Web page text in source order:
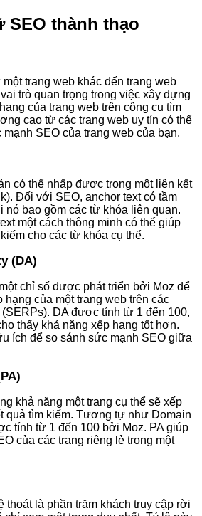
SEO thành thạo
một trang web khác đến trang web
trò quan trọng trong việc xây dựng
của trang web trên công cụ tìm
cao từ các trang web uy tín có thể
SEO của trang web của bạn.
có thể nhấp được trong một liên kết
Đối với SEO, anchor text có tầm
nó bao gồm các từ khóa liên quan.
một cách thông minh có thể giúp
cho các từ khóa cụ thể.
(DA)
chỉ số được phát triển bởi Moz để
của một trang web trên các
DA được tính từ 1 đến 100,
thấy khả năng xếp hạng tốt hơn.
ích để so sánh sức mạnh SEO giữa
khả năng một trang cụ thể sẽ xếp
quả tìm kiếm. Tương tự như Domain
tính từ 1 đến 100 bởi Moz. PA giúp
của các trang riêng lẻ trong một
thoát là phần trăm khách truy cập rời